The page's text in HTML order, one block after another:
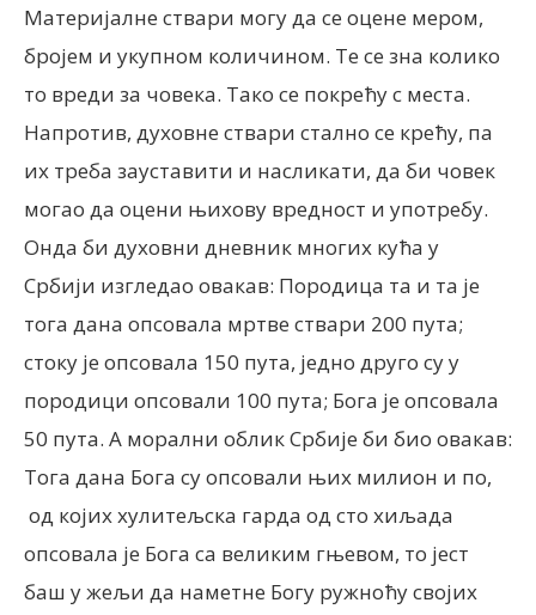
Материјалне ствари могу да се оцене мером,
бројем и укупном количином. Те се зна колико
то вреди за човека. Тако се покрећу с места.
Напротив, духовне ствари стално се крећу, па
их треба зауставити и насликати, да би човек
могао да оцени њихову вредност и употребу.
Онда би духовни дневник многих кућа у
Србији изгледао овакав: Породица та и та је
тога дана опсовала мртве ствари 200 пута;
стоку је опсовала 150 пута, једно друго су у
породици опсовали 100 пута; Бога је опсовала
50 пута. А морални облик Србије би био овакав:
Тога дана Бога су опсовали њих милион и по,
од којих хулитељска гарда од сто хиљада
опсовала је Бога са великим гњевом, то јест
баш у жељи да наметне Богу ружноћу својих